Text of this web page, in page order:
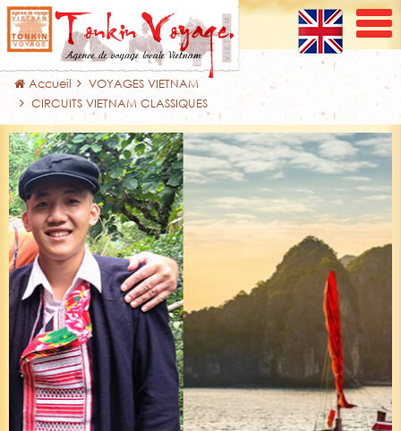
Accueil
VOYAGES VIETNAM
CIRCUITS VIETNAM CLASSIQUES